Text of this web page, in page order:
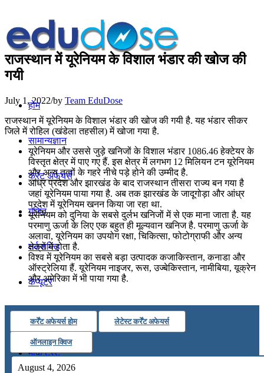
होम
सामान्यज्ञान
करेंट अफेयर्स
गणित
तर्कशक्ति
कंप्यूटर
अंग्रेजी
मॉक टेस्ट
राजस्थान में यूरेनियम के विशाल भंडार की खोज की
गयी
July 1, 2022/by Team EduDose
राजस्थान में यूरेनियम के विशाल भंडार की खोज की गयी है. यह भंडार सीकर
जिले में रोहिल (खंडेला तहसील) में खोजा गया है.
यूरेनियम और उससे जुड़े खनिजों के विशाल भंडार 1086.46 हेक्टेयर के
विस्तृत क्षेत्र में पाए गए हैं. इस क्षेत्र में लगभग 12 मिलियन टन यूरेनियम
और अन्य तत्वों के गहरे नीचे पड़े होने की उम्मीद है.
आंध्र प्रदेश और झारखंड के बाद राजस्थान तीसरा राज्य बन गया है
जहां यूरेनियम पाया गया है. अब तक झारखंड के जादूगोड़ा और आंध्र
प्रदेश में यूरेनियम खनन किया जा रहा था.
यूरेनियम को दुनिया के सबसे दुर्लभ खनिजों में से एक माना जाता है. यह
परमाणु ऊर्जा के लिए एक बहुत ही मूल्यवान खनिज है. परमाणु ऊर्जा के
अलावा, यूरेनियम का उपयोग रक्षा, चिकित्सा, फोटोग्राफी और अन्य
क्षेत्रों में होता है.
विश्व में यूरेनियम का सबसे बड़ा उत्पादक कजाकिस्तान, कनाडा और
ऑस्ट्रेलिया हैं. यूरेनियम नाइजर, रूस, उज्बेकिस्तान, नामीबिया, यूक्रेन
और अमेरिका में भी पाया गया है.
कर्रेंट अफेयर्स होम लेटेस्ट कर्रेंट अफेयर्स
ऑनलाइन क्विज
August 4, 2026